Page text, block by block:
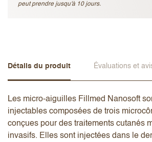
peut prendre jusqu'à 10 jours.
Détails du produit Évaluations et
Les micro-aiguilles Fillmed Nanosoft
injectables composées de trois
conçues pour des traitements cutanés
invasifs. Elles sont injectées dans le